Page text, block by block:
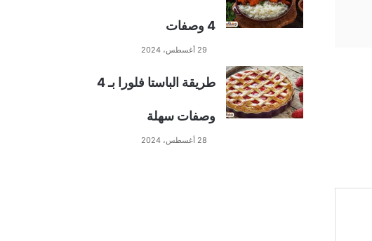
4 وصفات
29 أغسطس، 2024
طريقة الباستا فلورا بـ 4
وصفات سهلة
28 أغسطس، 2024